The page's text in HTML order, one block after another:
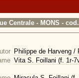
Centrale - MONS -
Philippe de Harveng /
Vita S. Foillani (f. 1r-